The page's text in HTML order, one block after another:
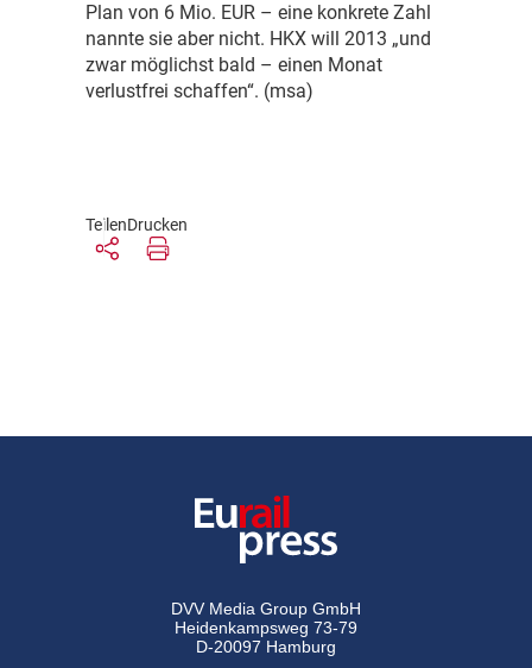
Plan von 6 Mio. EUR – eine konkrete Zahl
nannte sie aber nicht. HKX will 2013 „und
zwar möglichst bald – einen Monat
verlustfrei schaffen“. (msa)
TeilenDrucken
DVV Media Group GmbH
Heidenkampsweg 73-79
D-20097 Hamburg